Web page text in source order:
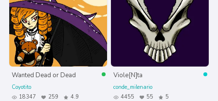
Wanted Dead or Dead
Coyotito
18347
259 4.9
Viole[N]ta
conde_milenario
4455
55 5